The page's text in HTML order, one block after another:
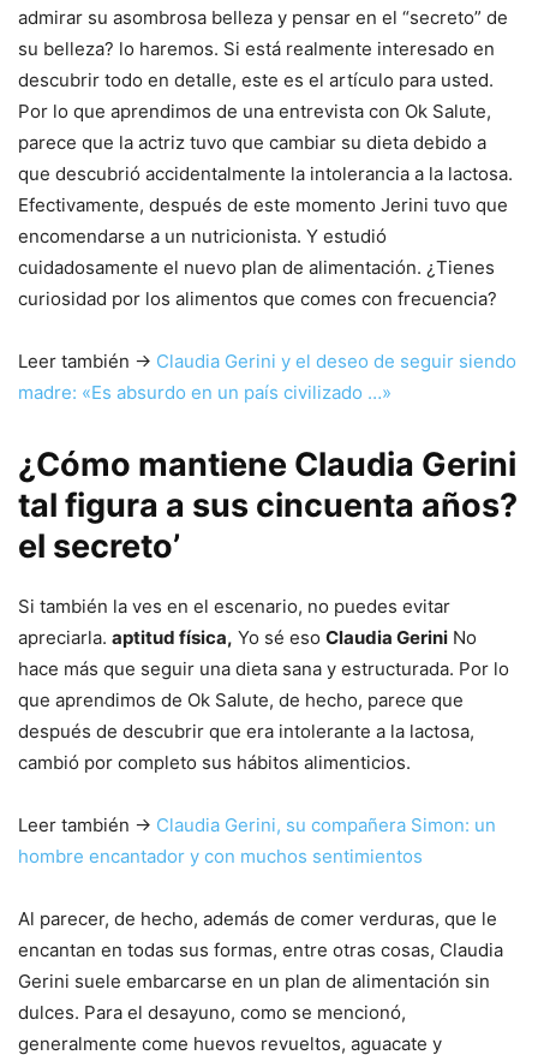
admirar su asombrosa belleza y pensar en el “secreto” de
su belleza? lo haremos. Si está realmente interesado en
descubrir todo en detalle, este es el artículo para usted.
Por lo que aprendimos de una entrevista con Ok Salute,
parece que la actriz tuvo que cambiar su dieta debido a
que descubrió accidentalmente la intolerancia a la lactosa.
Efectivamente, después de este momento Jerini tuvo que
encomendarse a un nutricionista. Y estudió
cuidadosamente el nuevo plan de alimentación. ¿Tienes
curiosidad por los alimentos que comes con frecuencia?
Leer también -> Claudia Gerini y el deseo de seguir siendo
madre: «Es absurdo en un país civilizado …»
¿Cómo mantiene Claudia Gerini
tal figura a sus cincuenta años?
el secreto’
Si también la ves en el escenario, no puedes evitar
apreciarla. aptitud física, Yo sé eso Claudia Gerini No
hace más que seguir una dieta sana y estructurada. Por lo
que aprendimos de Ok Salute, de hecho, parece que
después de descubrir que era intolerante a la lactosa,
cambió por completo sus hábitos alimenticios.
Leer también -> Claudia Gerini, su compañera Simon: un
hombre encantador y con muchos sentimientos
Al parecer, de hecho, además de comer verduras, que le
encantan en todas sus formas, entre otras cosas, Claudia
Gerini suele embarcarse en un plan de alimentación sin
dulces. Para el desayuno, como se mencionó,
generalmente come huevos revueltos, aguacate y